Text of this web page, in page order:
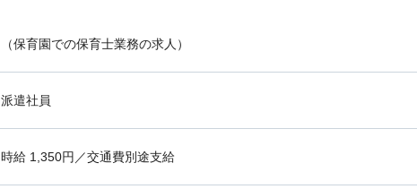
（保育園での保育士業務の求人）
派遣社員
時給 1,350円／交通費別途支給